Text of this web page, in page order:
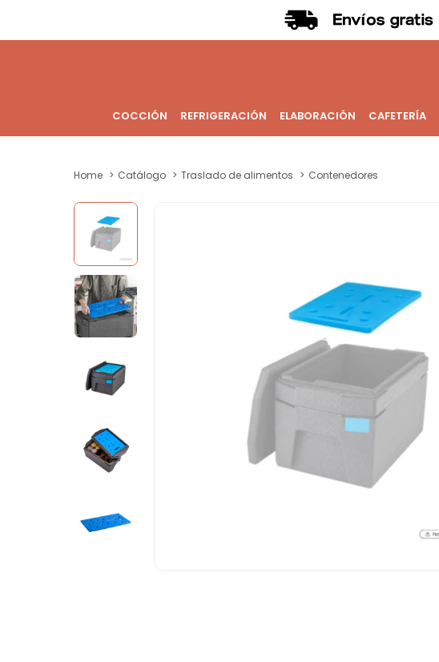
COCCIÓN REFRIGERACIÓN ELABORACIÓN CAFETERÍA
Home Catálogo Traslado de alimentos Contenedores